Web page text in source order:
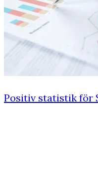
Positiv statistik för